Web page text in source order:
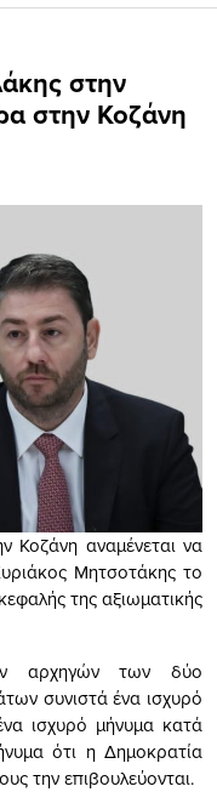
στην
στην Κοζάνη
Κοζάνη αναμένεται να
Μητσοτάκης το
της αξιωματικής
αρχηγών των δύο
συνιστά ένα ισχυρό
ισχυρό μήνυμα κατά
ότι η Δημοκρατία
την επιβουλεύονται.